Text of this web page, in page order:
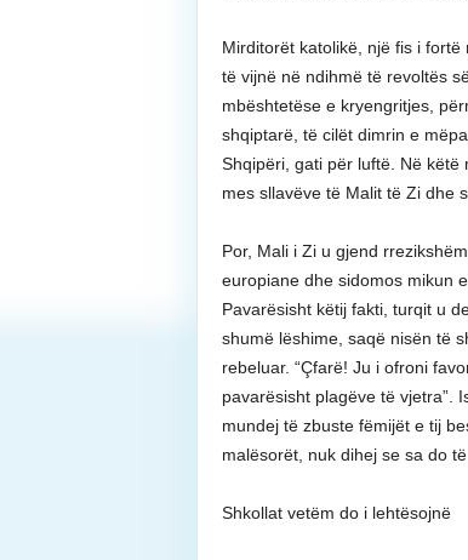
Mirditorët katolikë, një fis i
të vijnë në ndihmë të revoltës
mbështetëse e kryengritjes,
shqiptarë, të cilët dimrin e
Shqipëri, gati për luftë. Në këtë
mes sllavëve të Malit të Zi dhe
Por, Mali i Zi u gjend
europiane dhe sidomos mikun
Pavarësisht këtij fakti, turqit u
shumë lëshime, saqë nisën të
rebeluar. “Çfarë! Ju i ofroni
pavarësisht plagëve të vjetra”.
mundej të zbuste fëmijët e tij
malësorët, nuk dihej se sa do të
Shkollat vetëm do i lehtësojnë